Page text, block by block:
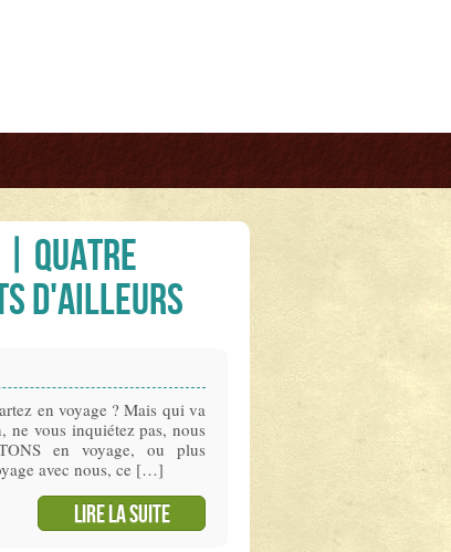
| Quatre
d'ailleurs
en voyage ? Mais qui va
ne vous inquiétez pas, nous
en voyage, ou plus
avec nous, ce […]
Lire la suite